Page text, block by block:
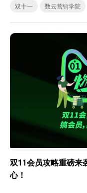
双十一 数云营销学院
双11会员攻略重磅
心！